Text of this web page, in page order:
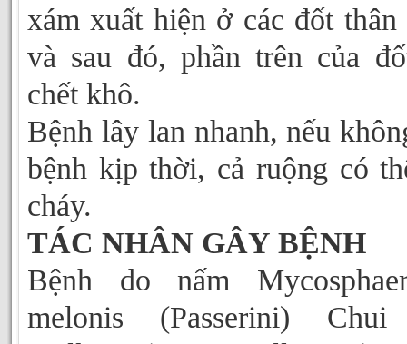
xám xuất hiện ở các đốt thân
và sau đó, phần trên của
chết khô.
Bệnh lây lan nhanh, nếu
bệnh kịp thời, cả ruộng có
cháy.
TÁC NHÂN GÂY BỆNH
Bệnh do nấm
melonis (Passerini)